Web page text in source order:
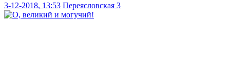
3-12-2018, 13:53 Переясловская 3